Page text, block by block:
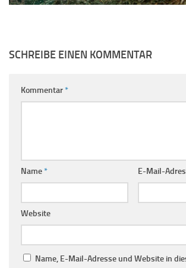
SCHREIBE EINEN KOMMENTAR
Kommentar*
Name* E-Mail-
Website
Name, E-Mail-Adresse und Website in